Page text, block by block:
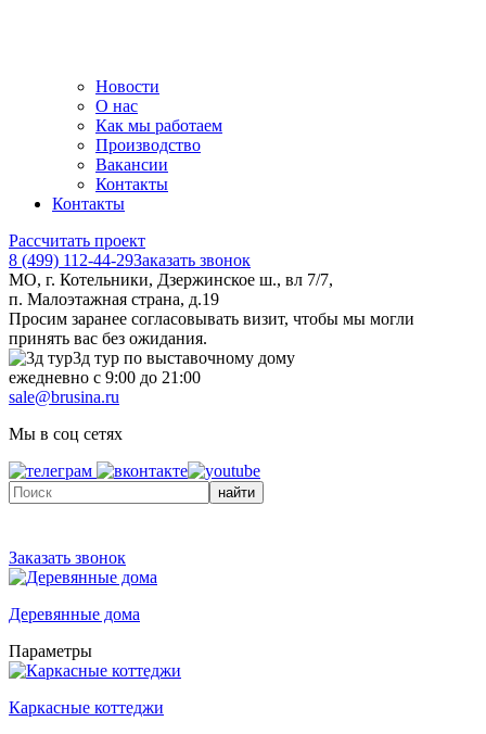
Новости
О нас
Как мы работаем
Производство
Вакансии
Контакты
Контакты
Рассчитать проект
8 (499) 112-44-29Заказать звонок
МО, г. Котельники, Дзержинское ш., вл 7/7,
п. Малоэтажная страна, д.19
Просим заранее согласовывать визит, чтобы мы могли
принять вас без ожидания.
3д тур по выставочному дому
ежедневно с 9:00 до 21:00
sale@brusina.ru
Мы в соц сетях
найти
Заказать звонок
Деревянные дома
Параметры
Каркасные коттеджи